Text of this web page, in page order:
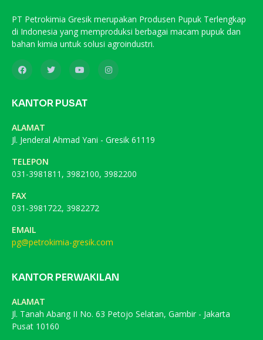
PT Petrokimia Gresik merupakan Produsen Pupuk Terlengkap
di Indonesia yang memproduksi berbagai macam pupuk dan
bahan kimia untuk solusi agroindustri.
KANTOR PUSAT
ALAMAT
Jl. Jenderal Ahmad Yani - Gresik 61119
TELEPON
031-3981811, 3982100, 3982200
FAX
031-3981722, 3982272
EMAIL
pg@petrokimia-gresik.com
KANTOR PERWAKILAN
ALAMAT
Jl. Tanah Abang II No. 63 Petojo Selatan, Gambir - Jakarta
Pusat 10160